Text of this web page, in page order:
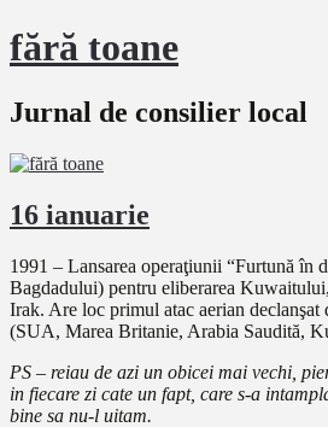
fără toane
Jurnal de consilier local
16 ianuarie
1991 – Lansarea operaţiunii “Furtună în
Bagdadului) pentru eliberarea
Irak. Are loc primul atac aerian declanşat
(SUA, Marea Britanie, Arabia Saudită,
PS – reiau de azi un obicei mai vechi,
in fiecare zi cate un fapt, care s-a
bine sa nu-l uitam.